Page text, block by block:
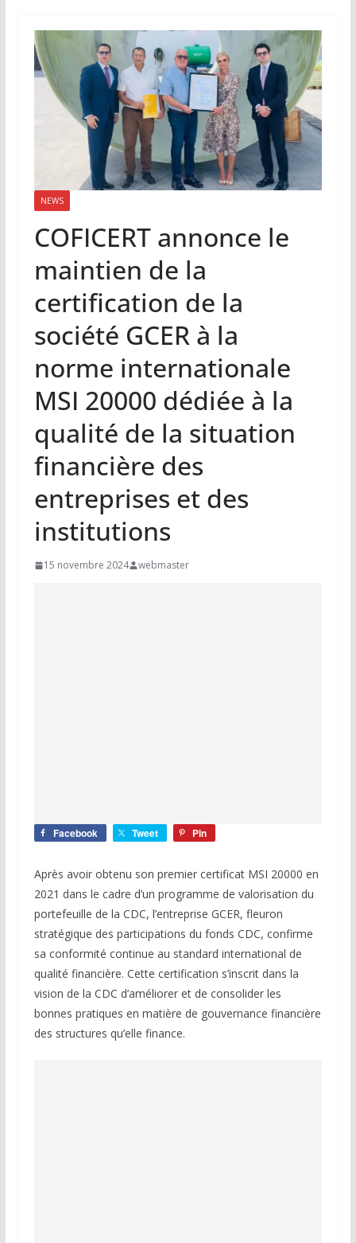
NEWS
COFICERT annonce le
maintien de la
certification de la
société GCER à la
norme internationale
MSI 20000 dédiée à la
qualité de la situation
financière des
entreprises et des
institutions
15 novembre 2024 webmaster
Facebook Tweet Pin
Après avoir obtenu son premier certificat MSI 20000 en
2021 dans le cadre d’un programme de valorisation du
portefeuille de la CDC, l’entreprise GCER, fleuron
stratégique des participations du fonds CDC, confirme
sa conformité continue au standard international de
qualité financière. Cette certification s’inscrit dans la
vision de la CDC d’améliorer et de consolider les
bonnes pratiques en matière de gouvernance financière
des structures qu’elle finance.